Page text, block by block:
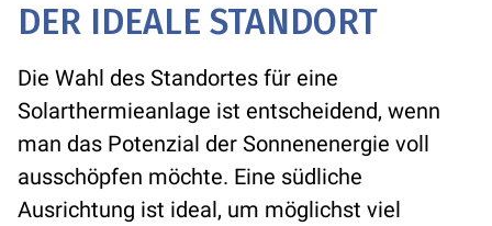
DER IDEALE STANDORT
Die Wahl des Standortes für eine
Solarthermieanlage ist entscheidend, wenn
man das Potenzial der Sonnenenergie voll
ausschöpfen möchte. Eine südliche
Ausrichtung ist ideal, um möglichst viel